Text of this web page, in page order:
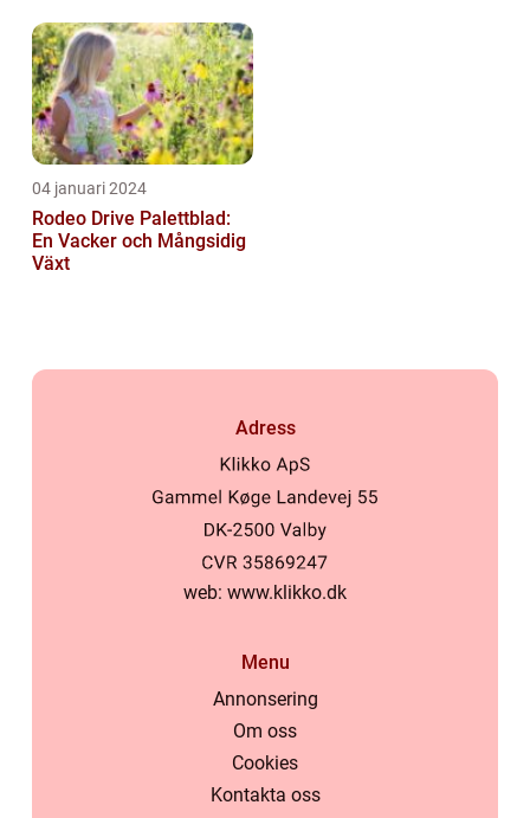
04 januari 2024
Rodeo Drive Palettblad:
En Vacker och Mångsidig
Växt
Adress
web: www.klikko.dk
Menu
Annonsering
Om oss
Cookies
Kontakta oss